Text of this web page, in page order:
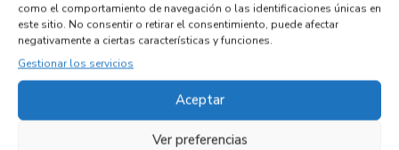
como el comportamiento de navegación o las identificaciones únicas en
este sitio. No consentir o retirar el consentimiento, puede afectar
negativamente a ciertas características y funciones.
Gestionar los servicios
Aceptar
Ver preferencias
Código motor
K9K C6
Código cambio
Productos relacionados